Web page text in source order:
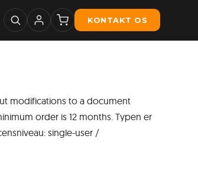
KONTAKT OS
modifications to a document
order is 12 months. Typen er
single-user /